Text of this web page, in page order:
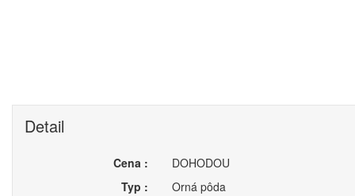
Detail
Cena :
DOHODOU
Typ :
Orná pôda